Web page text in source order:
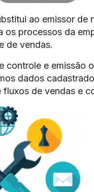
ao emissor
os processos da
de vendas.
controle e emissão
dados
fluxos de vendas e